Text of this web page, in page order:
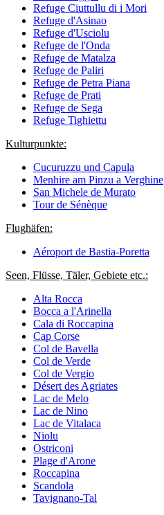
Refuge Ciuttullu di i Mori
Refuge d'Asinao
Refuge d'Usciolu
Refuge de l'Onda
Refuge de Matalza
Refuge de Paliri
Refuge de Petra Piana
Refuge de Prati
Refuge de Sega
Refuge Tighiettu
Kulturpunkte:
Cucuruzzu und Capula
Menhire am Pinzu a Verghine
San Michele de Murato
Tour de Sénèque
Flughäfen:
Aéroport de Bastia-Poretta
Seen, Flüsse, Täler, Gebiete etc.:
Alta Rocca
Bocca a l'Arinella
Cala di Roccapina
Cap Corse
Col de Bavella
Col de Verde
Col de Vergio
Désert des Agriates
Lac de Melo
Lac de Nino
Lac de Vitalaca
Niolu
Ostriconi
Plage d'Arone
Roccapina
Scandola
Tavignano-Tal